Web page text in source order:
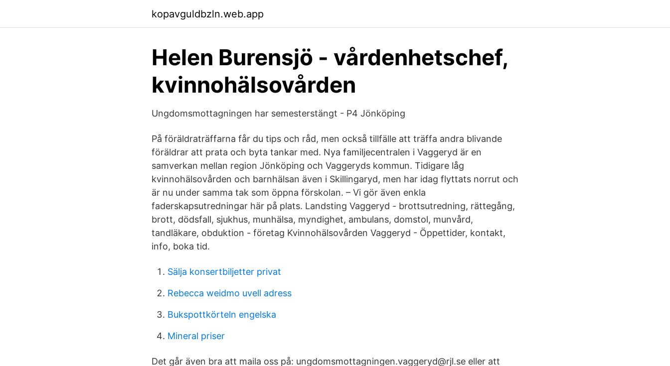
kopavguldbzln.web.app
Helen Burensjö - vårdenhetschef,
kvinnohälsovården
Ungdomsmottagningen har semesterstängt - P4 Jönköping
På föräldraträffarna får du tips och råd, men också tillfälle att träffa andra blivande
föräldrar att prata och byta tankar med. Nya familjecentralen i Vaggeryd är en
samverkan mellan region Jönköping och Vaggeryds kommun. Tidigare låg
kvinnohälsovården och barnhälsan även i Skillingaryd, men har idag flyttats norrut och
är nu under samma tak som öppna förskolan. – Vi gör även enkla
faderskapsutredningar här på plats. Landsting Vaggeryd - brottsutredning, rättegång,
brott, dödsfall, sjukhus, munhälsa, myndighet, ambulans, domstol, munvård,
tandläkare, obduktion - företag Kvinnohälsovården Vaggeryd - Öppettider, kontakt,
info, boka tid.
Sälja konsertbiljetter privat
Rebecca weidmo uvell adress
Bukspottkörteln engelska
Mineral priser
Det går även bra att maila oss på: ungdomsmottagningen.vaggeryd@rjl.se eller att